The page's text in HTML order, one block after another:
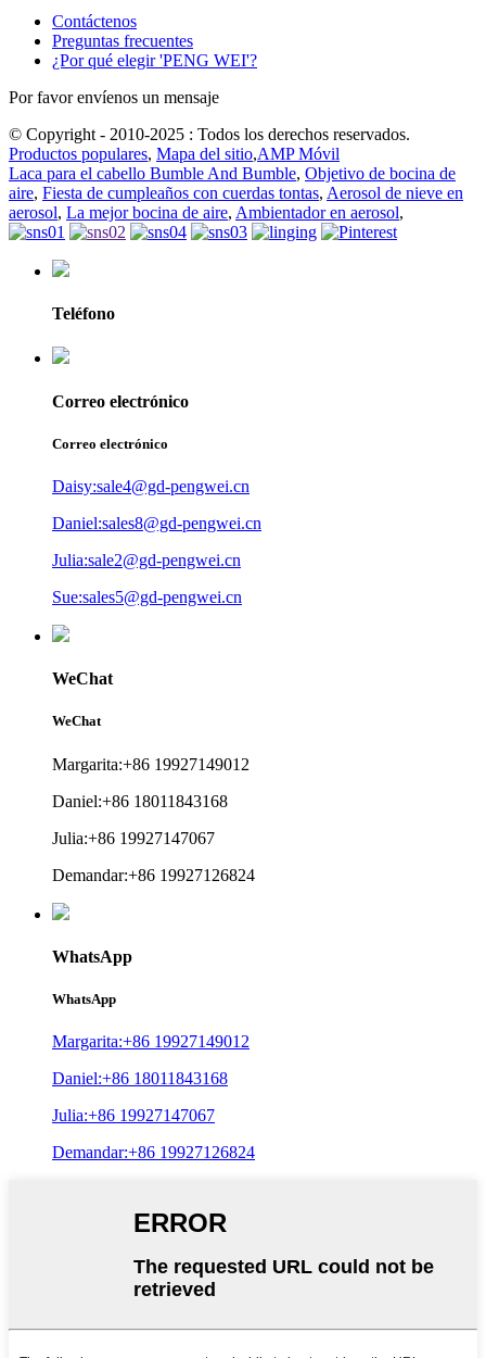
Contáctenos
Preguntas frecuentes
¿Por qué elegir 'PENG WEI'?
Por favor envíenos un mensaje
© Copyright - 2010-2025 : Todos los derechos reservados.
Productos populares, Mapa del sitio,AMP Móvil
Laca para el cabello Bumble And Bumble, Objetivo de bocina de
aire, Fiesta de cumpleaños con cuerdas tontas, Aerosol de nieve en
aerosol, La mejor bocina de aire, Ambientador en aerosol,
Teléfono
Correo electrónico
Correo electrónico
Daisy:sale4@gd-pengwei.cn
Daniel:sales8@gd-pengwei.cn
Julia:sale2@gd-pengwei.cn
Sue:sales5@gd-pengwei.cn
WeChat
WeChat
Margarita:+86 19927149012
Daniel:+86 18011843168
Julia:+86 19927147067
Demandar:+86 19927126824
WhatsApp
WhatsApp
Margarita:+86 19927149012
Daniel:+86 18011843168
Julia:+86 19927147067
Demandar:+86 19927126824